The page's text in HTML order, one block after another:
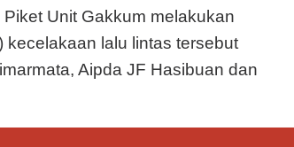
Unit Gakkum melakukan
lalu lintas tersebut
Aipda JF Hasibuan dan